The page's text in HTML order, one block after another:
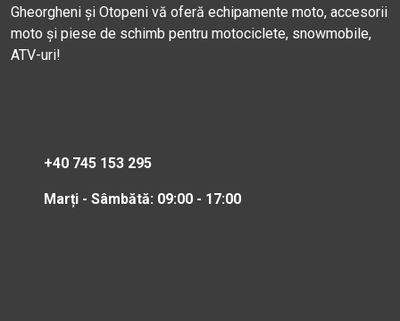
Gheorgheni și Otopeni vă oferă echipamente moto, accesorii
moto și piese de schimb pentru motociclete, snowmobile,
ATV-uri!
+40 745 153 295
Marți - Sâmbătă: 09:00 - 17:00